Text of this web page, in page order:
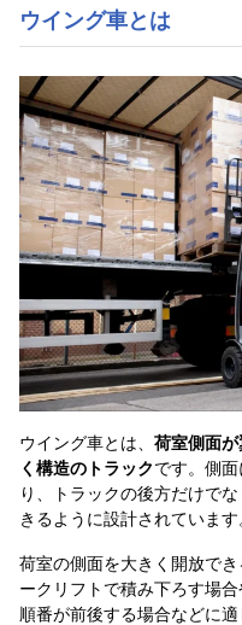
ウイング車とは
ウイング車とは、 荷室側面
く構造のトラックです。側
り、トラックの後方だけで
きるように設計されています
荷室の側面を大きく開放で
ークリフトで積み下ろす場
順番が前後する場合などに適